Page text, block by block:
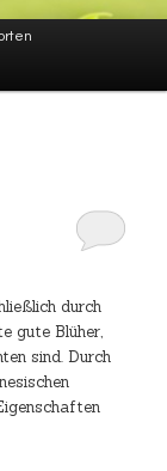
durch
gute Blüher,
sind. Durch